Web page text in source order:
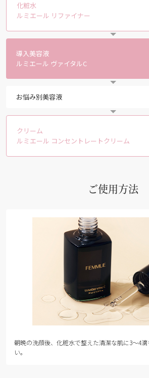
化粧水
ルミエール リファイナー
導入美容液
ルミエール ヴァイタルC
お悩み別美容液
クリーム
ルミエール コンセントレートクリーム
ご使用方法
朝晩の洗顔後、化粧水で整えた清潔な肌に3～4
い。